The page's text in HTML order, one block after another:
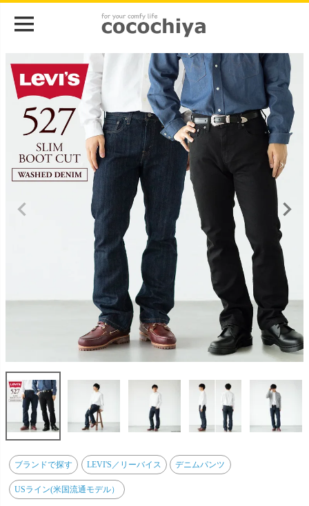
ブランドで探す LEVI'S／リーバイス デニムパンツ
USライン(米国流通モデル）